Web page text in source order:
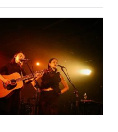
資進入最後倒數階段，尋
再釋出全新療癒單曲〈靜
閱讀全文 "尋人啟事發布
新專輯《減肥計劃》募資